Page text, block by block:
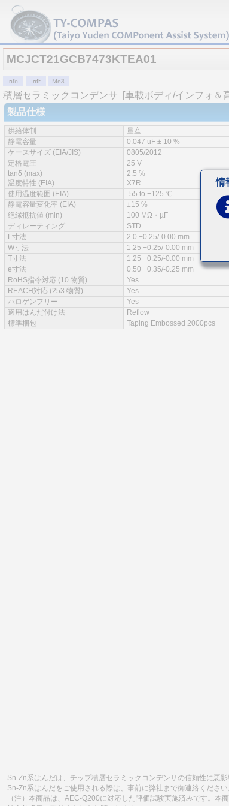
MCJCT21GCB7473KTEA01
積層セラミックコンデンサ
[車載ボディ/インフォ＆
製品仕様
供給体制
量産
静電容量
0.047 uF ± 10 %
ケースサイズ (EIA/JIS)
0805/2012
定格電圧
25 V
tanδ (max)
2.5 %
温度特性 (EIA)
X7R
使用温度範囲 (EIA)
-55 to +125 ℃
静電容量変化率 (EIA)
±15 %
絶縁抵抗値 (min)
100 MΩ・µF
ディレーティング
STD
L寸法
2.0 +0.25/-0.00 mm
W寸法
1.25 +0.25/-0.00 mm
T寸法
1.25 +0.25/-0.00 mm
e寸法
0.50 +0.35/-0.25 mm
RoHS指令対応 (10 物質)
Yes
REACH対応 (253 物質)
Yes
ハロゲンフリー
Yes
適用はんだ付け法
Reflow
標準梱包
Taping Embossed 2000pcs
Sn-Zn系はんだは、チップ積層セラミックコンデンサの信頼性に悪影
Sn-Zn系はんだをご使用される際は、事前に弊社まで御連絡ください
（注）本商品は、AEC-Q200に対応した評価試験実施済みです。本
情